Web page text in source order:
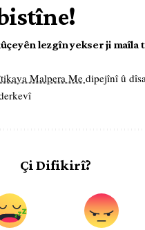
lezgîn yekser ji maîla
Malpera Me dipejînî û
Çi Difikirî?